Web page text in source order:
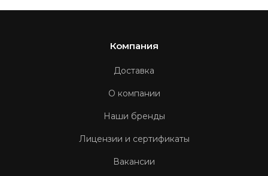
Компания
Доставка
О компании
Наши бренды
Лицензии и сертификаты
Вакансии